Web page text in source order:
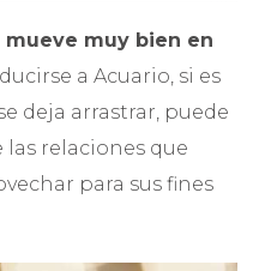
mueve muy bien en
a Acuario, si es
deja arrastrar, puede
relaciones que
para sus fines